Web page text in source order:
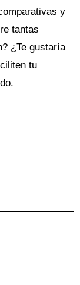
y
tantas
? ¿Te gustaría
tu